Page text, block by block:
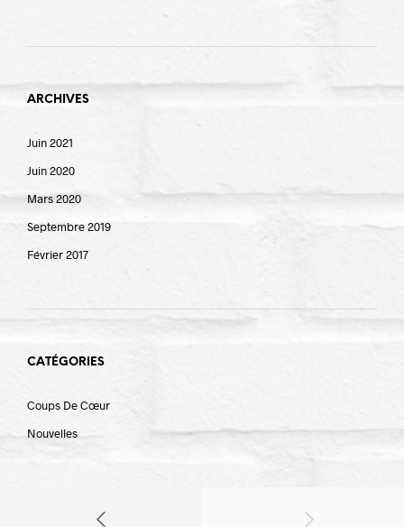
ARCHIVES
Juin 2021
Juin 2020
Mars 2020
Septembre 2019
Février 2017
CATÉGORIES
Coups De Cœur
Nouvelles